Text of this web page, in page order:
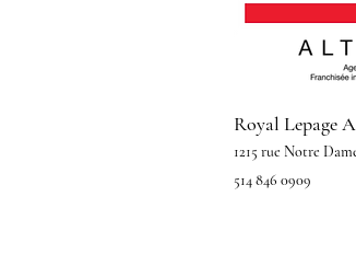
Royal Lepage
1215 rue Notre
514 846 0909